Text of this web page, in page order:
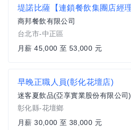
商邦餐飲有限公司
台北市-中正區
月薪 45,000 至 53,000 元
早晚正職人員(彰化花壇店)
迷客夏飲品(亞享實業股份有限公司)
彰化縣-花壇鄉
月薪 30,000 至 38,000 元